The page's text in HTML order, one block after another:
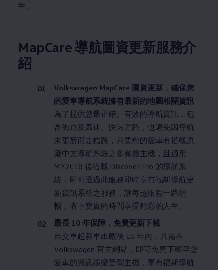
生。
MapCare 導航圖資更新服務介
紹
Volkswagen MapCare 圖資更新，確保您
的愛車導航系統擁有最新的地圖相關資訊
為了提供您最正確、有效的導航資訊，包
含街道及高速、快速道路，也避免因導航
未更新而走錯路，只要您的愛車有搭載原
廠中文導航系統之多媒體主機，且適用
MY2018 後搭載 Discover Pro 的導航系
統，即可透過此服務即時享有福斯導航更
新資訊系統之服務，讓每趟旅程一路順
暢，省下寶貴的時間享受精彩的人生。
最長 10 年保障，免費更新下載
自交車起新車出廠後 10 年內，只需在
Volkswagen 官方網站，即可免費下載至您
愛車的資訊娛樂音響主機，享有福斯導航